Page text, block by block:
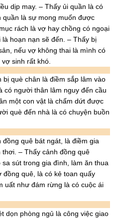
dịp may. – Thấy ủi quần là có
quần là sự mong muốn được
rách là vợ hay chồng có ngoại
hoạn nạn sẽ đến. – Thấy bị
nếu vợ không thai là mình có
sinh rất khó.
què chân là điềm sắp lâm vào
có người thân lâm nguy đến cầu
một con vật là chấm dứt được
què đến nhà là có chuyện buồn
quê bát ngát, là điềm gia
– Thấy cảnh đồng quê
sút trong gia đình, làm ăn thua
quê, là có kẻ toan quấy
uất như đám rừng là có cuộc ái
dọn phòng ngủ là công việc giao